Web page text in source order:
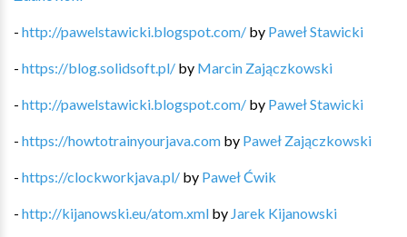
- http://pawelstawicki.blogspot.com/ by Paweł Stawicki
- https://blog.solidsoft.pl/ by Marcin Zajączkowski
- http://pawelstawicki.blogspot.com/ by Paweł Stawicki
- https://howtotrainyourjava.com by Paweł Zajączkowski
- https://clockworkjava.pl/ by Paweł Ćwik
- http://kijanowski.eu/atom.xml by Jarek Kijanowski